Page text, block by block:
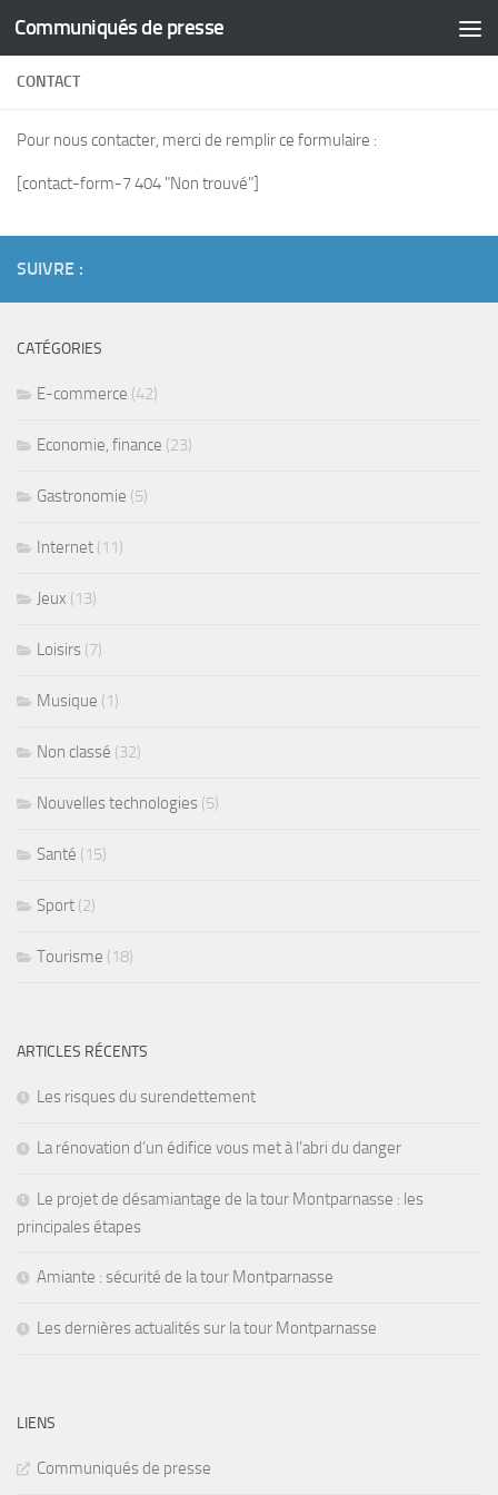
Skip to content
Communiqués de presse
CONTACT
Pour nous contacter, merci de remplir ce formulaire :
[contact-form-7 404 "Non trouvé"]
SUIVRE :
CATÉGORIES
E-commerce (42)
Economie, finance (23)
Gastronomie (5)
Internet (11)
Jeux (13)
Loisirs (7)
Musique (1)
Non classé (32)
Nouvelles technologies (5)
Santé (15)
Sport (2)
Tourisme (18)
ARTICLES RÉCENTS
Les risques du surendettement
La rénovation d’un édifice vous met à l’abri du danger
Le projet de désamiantage de la tour Montparnasse : les
principales étapes
Amiante : sécurité de la tour Montparnasse
Les dernières actualités sur la tour Montparnasse
LIENS
Communiqués de presse